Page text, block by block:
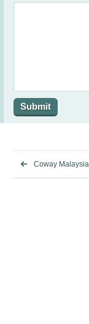
Coway